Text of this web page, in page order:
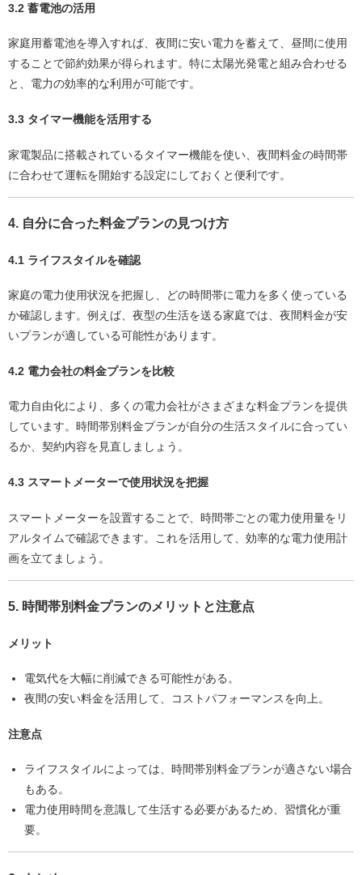
3.2 蓄電池の活用
家庭用蓄電池を導入すれば、夜間に安い電力を蓄えて、昼間に使用
することで節約効果が得られます。特に太陽光発電と組み合わせる
と、電力の効率的な利用が可能です。
3.3 タイマー機能を活用する
家電製品に搭載されているタイマー機能を使い、夜間料金の時間帯
に合わせて運転を開始する設定にしておくと便利です。
4. 自分に合った料金プランの見つけ方
4.1 ライフスタイルを確認
家庭の電力使用状況を把握し、どの時間帯に電力を多く使っている
か確認します。例えば、夜型の生活を送る家庭では、夜間料金が安
いプランが適している可能性があります。
4.2 電力会社の料金プランを比較
電力自由化により、多くの電力会社がさまざまな料金プランを提供
しています。時間帯別料金プランが自分の生活スタイルに合ってい
るか、契約内容を見直しましょう。
4.3 スマートメーターで使用状況を把握
スマートメーターを設置することで、時間帯ごとの電力使用量をリ
アルタイムで確認できます。これを活用して、効率的な電力使用計
画を立てましょう。
5. 時間帯別料金プランのメリットと注意点
メリット
電気代を大幅に削減できる可能性がある。
夜間の安い料金を活用して、コストパフォーマンスを向上。
注意点
ライフスタイルによっては、時間帯別料金プランが適さない場合
もある。
電力使用時間を意識して生活する必要があるため、習慣化が重
要。